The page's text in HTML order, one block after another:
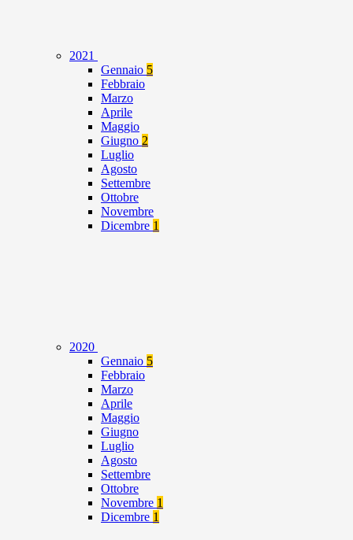
2021
Gennaio 5
Febbraio
Marzo
Aprile
Maggio
Giugno 2
Luglio
Agosto
Settembre
Ottobre
Novembre
Dicembre 1
2020
Gennaio 5
Febbraio
Marzo
Aprile
Maggio
Giugno
Luglio
Agosto
Settembre
Ottobre
Novembre 1
Dicembre 1